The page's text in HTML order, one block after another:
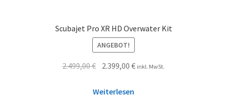
Scubajet Pro XR HD Overwater Kit
ANGEBOT!
2.499,00€ 2.399,00€ inkl. MwSt.
Weiterlesen